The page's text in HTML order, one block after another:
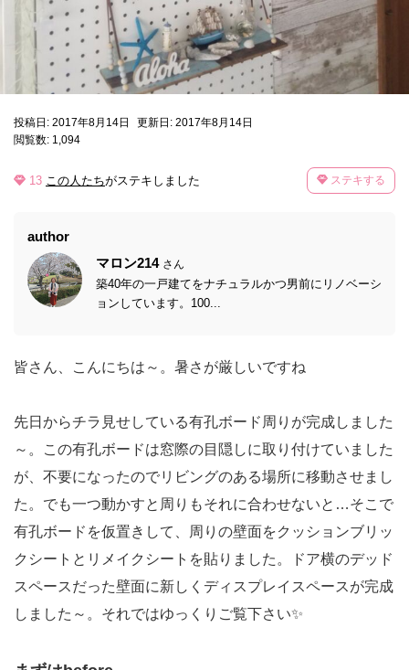
投稿日: 2017年8月14日
更新日: 2017年8月14日
閲覧数: 1,094
13 この人たちがステキしました ステキする
author
マロン214 さん
築40年の一戸建てをナチュラルかつ男前にリノベーシ
ョンしています。100...
皆さん、こんにちは～。暑さが厳しいですね
先日からチラ見せしている有孔ボード周りが完成しました
～。この有孔ボードは窓際の目隠しに取り付けていました
が、不要になったのでリビングのある場所に移動させまし
た。でも一つ動かすと周りもそれに合わせないと…そこで
有孔ボードを仮置きして、周りの壁面をクッションブリッ
クシートとリメイクシートを貼りました。ドア横のデッド
スペースだった壁面に新しくディスプレイスペースが完成
しました～。それではゆっくりご覧下さい✨